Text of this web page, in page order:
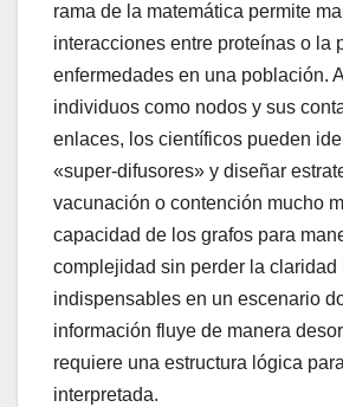
rama de la matemática permite
interacciones entre proteínas o la
enfermedades en una población.
individuos como nodos y sus
enlaces, los científicos pueden
«super-difusores» y diseñar
vacunación o contención mucho
capacidad de los grafos para
complejidad sin perder la claridad
indispensables en un escenario
información fluye de manera
requiere una estructura lógica
interpretada.